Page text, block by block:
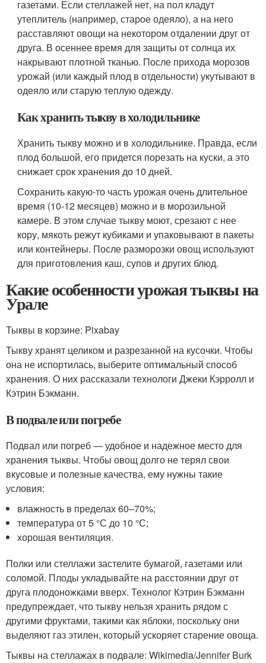
газетами. Если стеллажей нет, на пол кладут
утеплитель (например, старое одеяло), а на него
расставляют овощи на некотором отдалении друг от
друга. В осеннее время для защиты от солнца их
накрывают плотной тканью. После прихода морозов
урожай (или каждый плод в отдельности) укутывают в
одеяло или старую теплую одежду.
Как хранить тыкву в холодильнике
Хранить тыкву можно и в холодильнике. Правда, если
плод большой, его придется порезать на куски, а это
снижает срок хранения до 10 дней.
Сохранить какую-то часть урожая очень длительное
время (10-12 месяцев) можно и в морозильной
камере. В этом случае тыкву моют, срезают с нее
кору, мякоть режут кубиками и упаковывают в пакеты
или контейнеры. После разморозки овощ используют
для приготовления каш, супов и других блюд.
Какие особенности урожая тыквы на
Урале
Тыквы в корзине: Pixabay
Тыкву хранят целиком и разрезанной на кусочки. Чтобы
она не испортилась, выберите оптимальный способ
хранения. О них рассказали технологи Джеки Кэрролл и
Кэтрин Бэкманн.
В подвале или погребе
Подвал или погреб — удобное и надежное место для
хранения тыквы. Чтобы овощ долго не терял свои
вкусовые и полезные качества, ему нужны такие
условия:
влажность в пределах 60–70%;
температура от 5 °С до 10 °С;
хорошая вентиляция.
Полки или стеллажи застелите бумагой, газетами или
соломой. Плоды укладывайте на расстоянии друг от
друга плодоножками вверх. Технолог Кэтрин Бэкманн
предупреждает, что тыкву нельзя хранить рядом с
другими фруктами, такими как яблоки, поскольку они
выделяют газ этилен, который ускоряет старение овоща.
Тыквы на стеллажах в подвале: Wikimedia/Jennifer Burk